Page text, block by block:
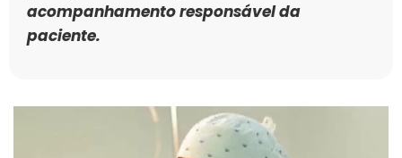
acompanhamento responsável da
paciente.